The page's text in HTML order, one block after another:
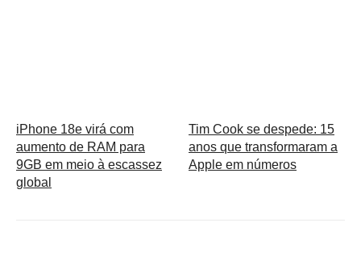
iPhone 18e virá com
aumento de RAM para
9GB em meio à escassez
global
Tim Cook se despede: 15
anos que transformaram a
Apple em números